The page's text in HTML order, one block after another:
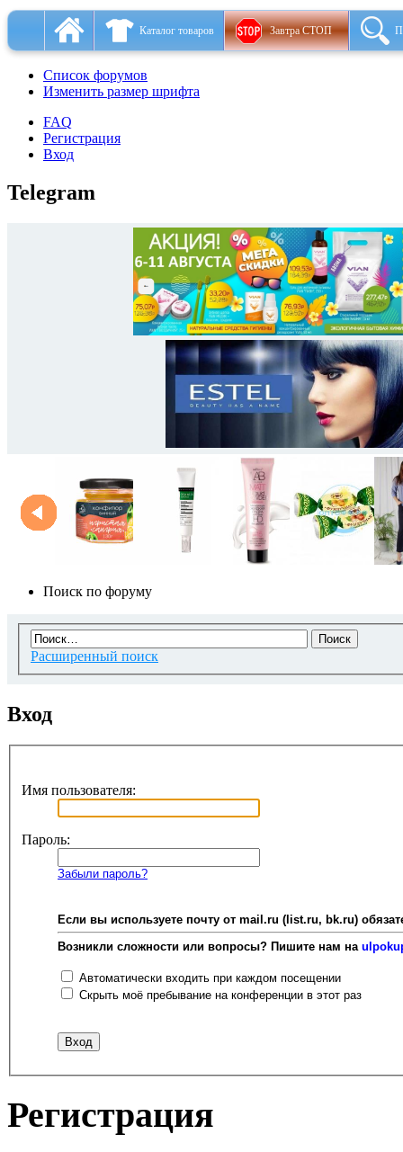
Каталог товаров Завтра СТОП
Список форумов
Изменить размер шрифта
FAQ
Регистрация
Вход
Telegram
Поиск по форуму
Расширенный поиск
Вход
Имя пользователя:
Пароль:
Забыли пароль?
Если вы используете почту от mail.ru (list.ru, bk.ru)
Возникли сложности или вопросы? Пишите нам на
Автоматически входить при каждом посещении
Скрыть моё пребывание на конференции в этот раз
Регистрация